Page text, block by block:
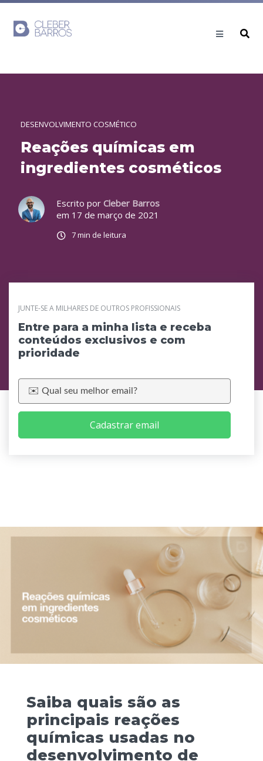
DESENVOLVIMENTO COSMÉTICO
Reações químicas em
ingredientes cosméticos
Escrito por Cleber Barros
em 17 de março de 2021
7 min de leitura
JUNTE-SE A MILHARES DE OUTROS PROFISSIONAIS
Entre para a minha lista e receba
conteúdos exclusivos e com
prioridade
Cadastrar email
Saiba quais são as
principais reações
químicas usadas no
desenvolvimento de